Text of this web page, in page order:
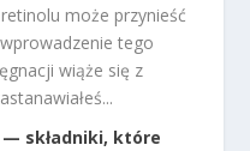
może przynieść
tego
wiąże się z
składniki, które